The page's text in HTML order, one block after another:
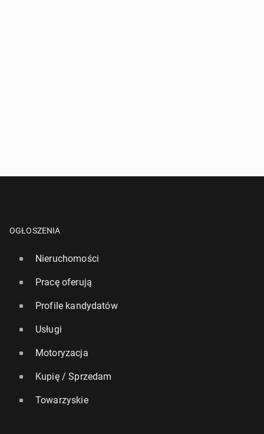
OGŁOSZENIA
Nieruchomości
Pracę oferują
Profile kandydatów
Usługi
Motoryzacja
Kupię / Sprzedam
Towarzyskie